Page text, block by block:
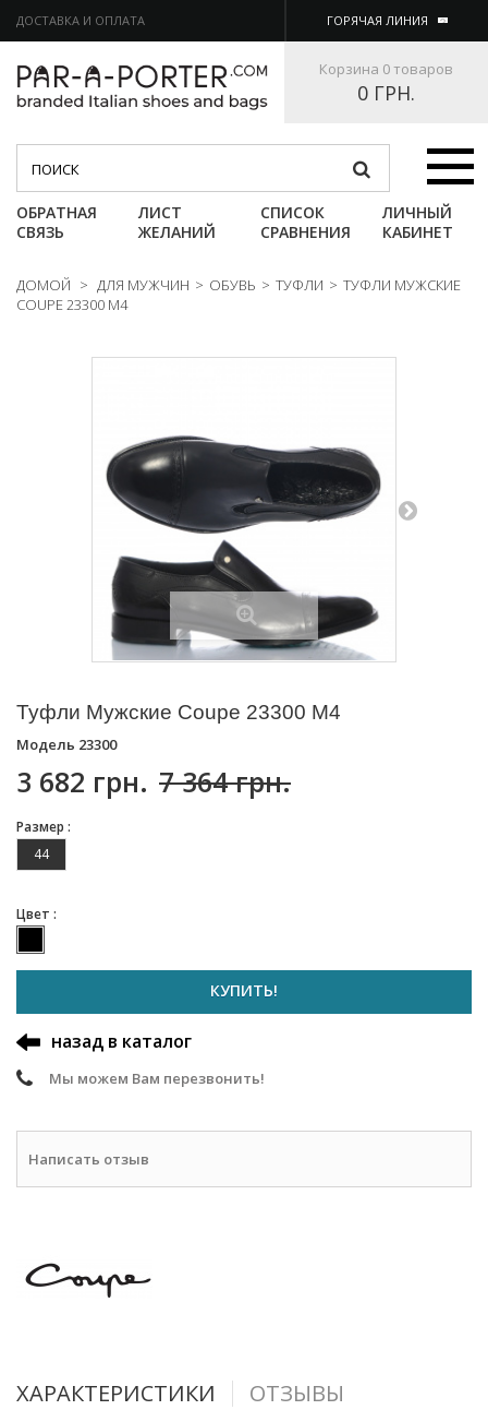
ДОСТАВКА И ОПЛАТА ГОРЯЧАЯ ЛИНИЯ
Корзина 0 товаров
0 ГРН.
Категории
ОБРАТНАЯ
СВЯЗЬ
ЛИСТ
ЖЕЛАНИЙ
СПИСОК
СРАВНЕНИЯ
ЛИЧНЫЙ
КАБИНЕТ
ДОМОЙ > ДЛЯ МУЖЧИН > ОБУВЬ > ТУФЛИ > ТУФЛИ МУЖСКИЕ
COUPE 23300 M4
Туфли Мужские Coupe 23300 M4
Модель 23300
3 682 грн. 7 364 грн.
Размер :
44
Цвет :
КУПИТЬ!
назад в каталог
Мы можем Вам перезвонить!
Написать отзыв
ХАРАКТЕРИСТИКИ ОТЗЫВЫ